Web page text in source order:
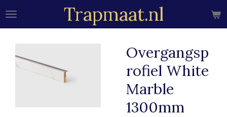
Ga
hoofdinhoud
Trapmaat.nl
Overgangsp
rofiel White
Marble
1300mm